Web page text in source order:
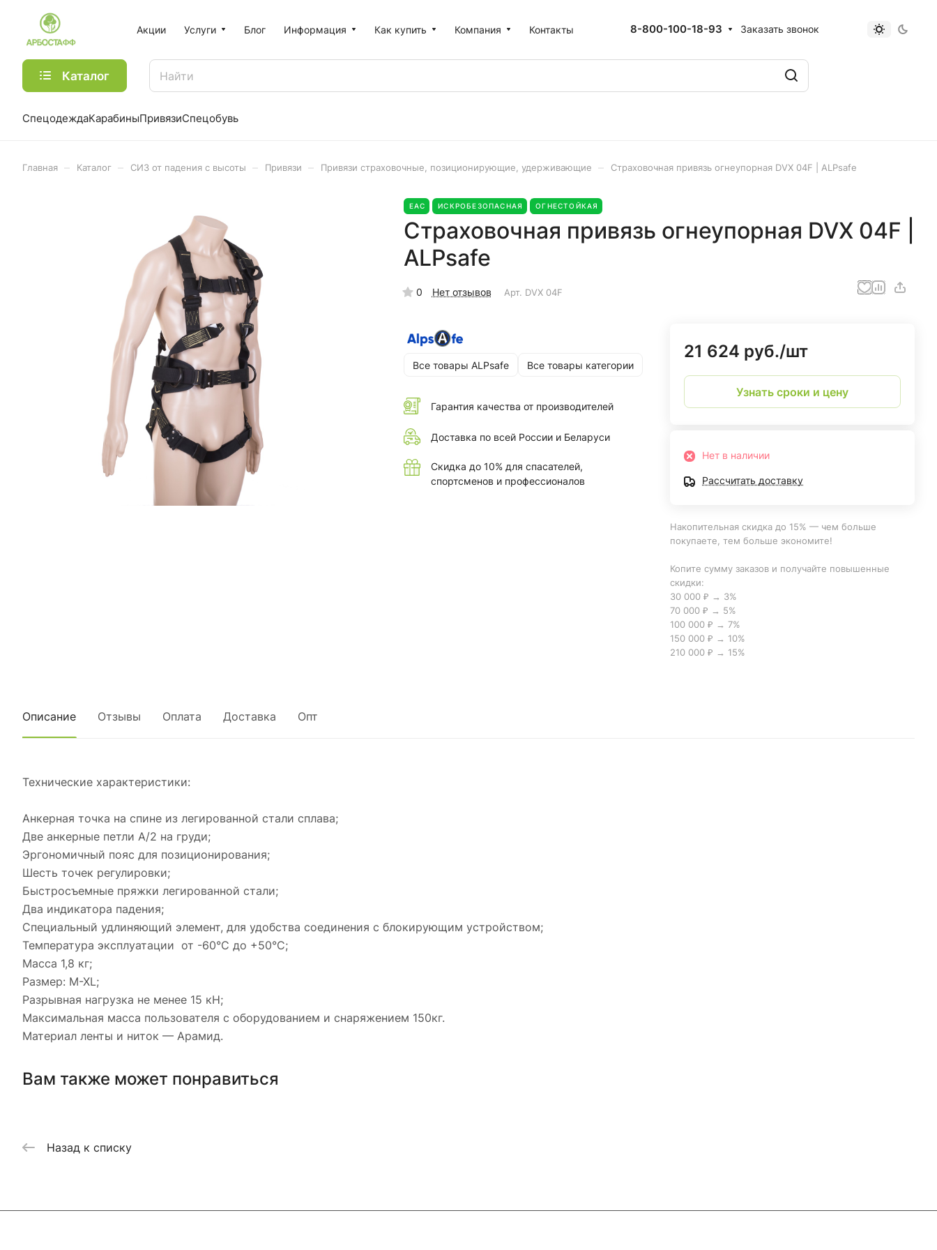
Акции Услуги Блог Информация Как купить Компания Контакты 8-800-100-18-93 Заказать звонок
Каталог
СпецодеждаКарабиныПривязиСпецобувь
Главная Каталог СИЗ от падения с высоты Привязи Привязи страховочные, позиционирующие, удерживающие Страховочная привязь огнеупорная DVX 04F | ALPsafe
EAC ИСКРОБЕЗОПАСНАЯ ОГНЕСТОЙКАЯ
Страховочная привязь огнеупорная DVX 04F |
ALPsafe
0 Нет отзывов Арт. DVX 04F
Все товары ALPsafe Все товары категории
Гарантия качества от производителей
Доставка по всей России и Беларуси
Скидка до 10% для спасателей,
спортсменов и профессионалов
21 624 руб./шт
Узнать сроки и цену
Нет в наличии
Рассчитать доставку
Накопительная скидка до 15% — чем больше
покупаете, тем больше экономите!
Копите сумму заказов и получайте повышенные
скидки:
30 000 ₽ → 3%
70 000 ₽ → 5%
100 000 ₽ → 7%
150 000 ₽ → 10%
210 000 ₽ → 15%
Описание Отзывы Оплата Доставка Опт
Технические характеристики:
Анкерная точка на спине из легированной стали сплава;
Две анкерные петли А/2 на груди;
Эргономичный пояс для позиционирования;
Шесть точек регулировки;
Быстросъемные пряжки легированной стали;
Два индикатора падения;
Специальный удлиняющий элемент, для удобства соединения с блокирующим устройством;
Температура эксплуатации от -60°C до +50°С;
Масса 1,8 кг;
Размер: M-XL;
Разрывная нагрузка не менее 15 кН;
Максимальная масса пользователя с оборудованием и снаряжением 150кг.
Материал ленты и ниток — Арамид.
Вам также может понравиться
Назад к списку